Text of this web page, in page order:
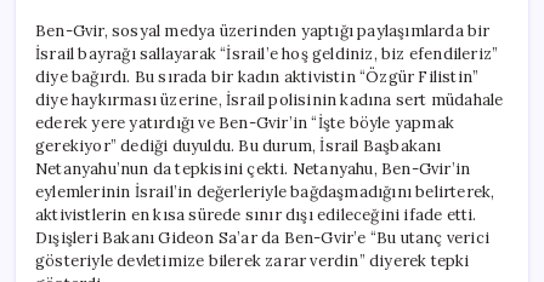
Ben-Gvir, sosyal medya üzerinden yaptığı paylaşımlarda bir
İsrail bayrağı sallayarak “İsrail’e hoş geldiniz, biz efendileriz”
diye bağırdı. Bu sırada bir kadın aktivistin “Özgür Filistin”
diye haykırması üzerine, İsrail polisinin kadına sert müdahale
ederek yere yatırdığı ve Ben-Gvir’in “İşte böyle yapmak
gerekiyor” dediği duyuldu. Bu durum, İsrail Başbakanı
Netanyahu’nun da tepkisini çekti. Netanyahu, Ben-Gvir’in
eylemlerinin İsrail’in değerleriyle bağdaşmadığını belirterek,
aktivistlerin en kısa sürede sınır dışı edileceğini ifade etti.
Dışişleri Bakanı Gideon Sa’ar da Ben-Gvir’e “Bu utanç verici
gösteriyle devletimize bilerek zarar verdin” diyerek tepki